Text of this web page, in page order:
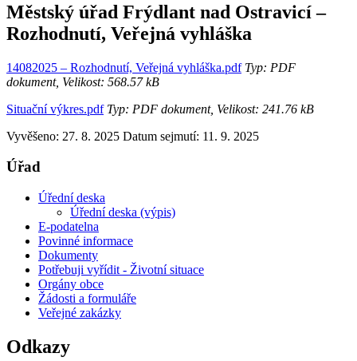
Městský úřad Frýdlant nad Ostravicí –
Rozhodnutí, Veřejná vyhláška
14082025 – Rozhodnutí, Veřejná vyhláška.pdfTyp: PDF
dokument, Velikost: 568.57 kB
Situační výkres.pdfTyp: PDF dokument, Velikost: 241.76 kB
Vyvěšeno: 27. 8. 2025 Datum sejmutí: 11. 9. 2025
Úřad
Úřední deska
Úřední deska (výpis)
E-podatelna
Povinné informace
Dokumenty
Potřebuji vyřídit - Životní situace
Orgány obce
Žádosti a formuláře
Veřejné zakázky
Odkazy